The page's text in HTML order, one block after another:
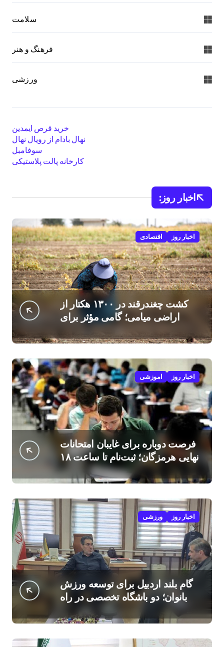
سلامت
فرهنگ و هنر
ورزشی
خرید قرص ایمدین
نهال بادام از رویال نهال
سوفامبل
کارخانه پالت پلاستیکی
اخبار روز:
اخبار روز اقتصادی
کشت چغندرقند در ۱۳۰۰ هکتار از
اراضی میامی؛ گامی مؤثر برای
افزایش درآمد کشاورزان
اخبار روز اموزشی
فرصت دوباره برای غایبان امتحانات
نهایی هرمزگان؛ ثبت‌نام تا ساعت ۱۸
امروز
اخبار روز ورزشی
گام بلند اردبیل برای توسعه ورزش
بانوان؛ دو باشگاه تخصصی در راه
است